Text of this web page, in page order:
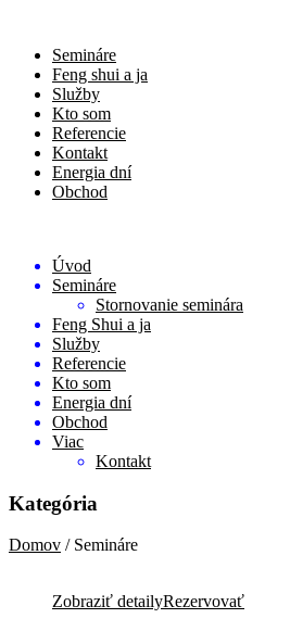
Semináre
Feng shui a ja
Služby
Kto som
Referencie
Kontakt
Energia dní
Obchod
Úvod
Semináre
Stornovanie seminára
Feng Shui a ja
Služby
Referencie
Kto som
Energia dní
Obchod
Viac
Kontakt
Kategória
Domov / Semináre
Zobraziť detailyRezervovať